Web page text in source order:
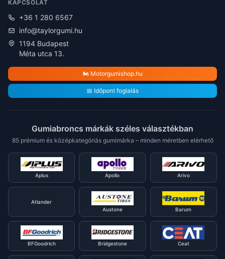
KAPCSOLAT
+36 1 280 6567
info@taylorgumi.hu
1194 Budapest
Méta utca 13.
🏍️ Motorgumishop.hu
📅 Időpont foglalás
Gumiabroncs márkák széles választékban
85 prémium és középkategóriás gumimárka – minden méretben elérhető
Aplus Apollo Arivo
Atlander
Austone
Barum
BFGoodrich Bridgestone Ceat